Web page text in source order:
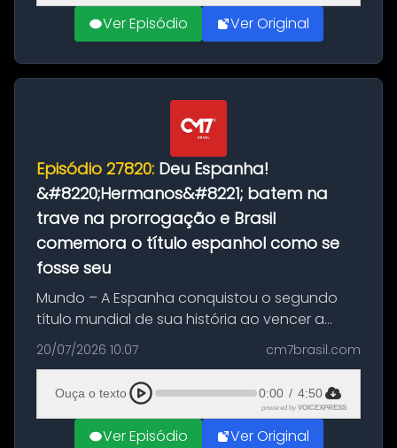
Ver Episódio Ver Original
Episódio 27820: Deu Espanha!
&#8220;Hermanos&#8221; batem na
trave na prorrogação e Brasil
comemora o título espanhol como se
fosse seu
Mundo – A Espanha conquistou o segundo
título mundial de sua história ao vencer a
Argentina por 1 a 0, neste domingo (19), na
decisão da Copa do Mundo de 2026. Depois
de um duelo sem gols durante o te...
20/07/2026 10:07 cm7brasil.com
Ouça o texto 0:00 / 4:50
powered by VOICEXPRESS
Ver Episódio Ver Original